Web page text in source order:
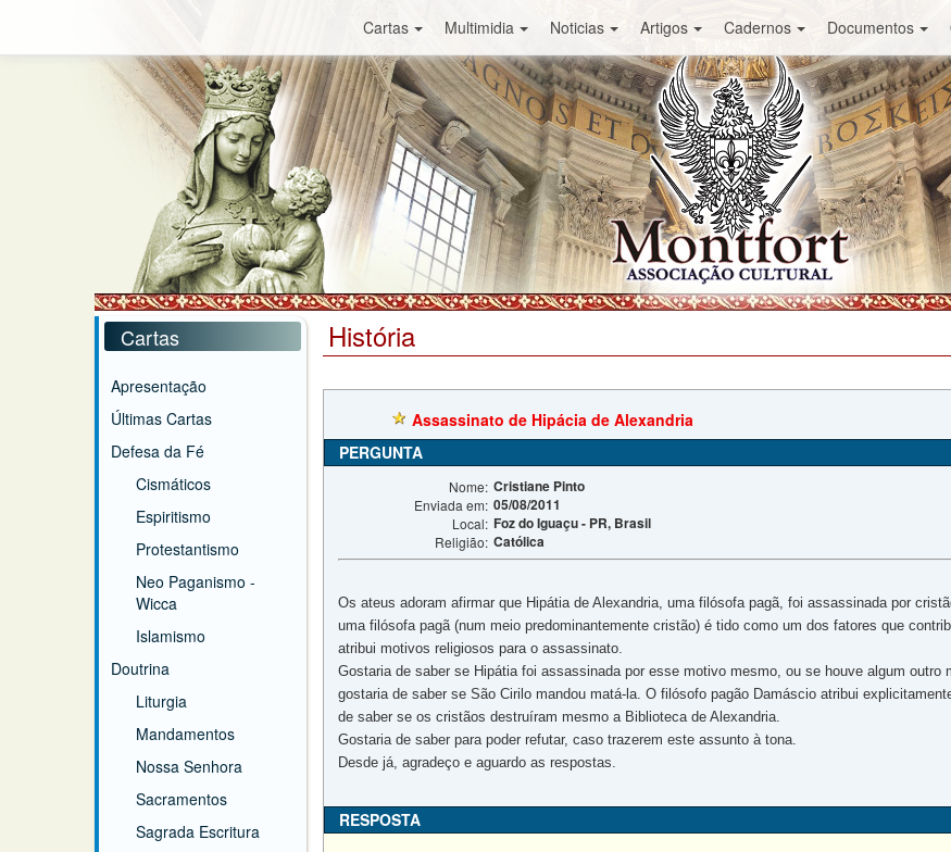
Cartas Multimidia Noticias Artigos Cadernos Documentos
Cartas
Apresentação
Últimas Cartas
Defesa da Fé
Cismáticos
Espiritismo
Protestantismo
Neo Paganismo -
Wicca
Islamismo
Doutrina
Liturgia
Mandamentos
Nossa Senhora
Sacramentos
Sagrada Escritura
História
Assassinato de Hipácia de Alexandria
PERGUNTA
Nome: Cristiane Pinto
Enviada em: 05/08/2011
Local: Foz do Iguaçu - PR, Brasil
Religião: Católica
Os ateus adoram afirmar que Hipátia de Alexandria, uma filósofa pagã, foi assassinada por
uma filósofa pagã (num meio predominantemente cristão) é tido como um dos fatores que
atribui motivos religiosos para o assassinato.
Gostaria de saber se Hipátia foi assassinada por esse motivo mesmo, ou se houve algum
gostaria de saber se São Cirilo mandou matá-la. O filósofo pagão Damáscio atribui
de saber se os cristãos destruíram mesmo a Biblioteca de Alexandria.
Gostaria de saber para poder refutar, caso trazerem este assunto à tona.
Desde já, agradeço e aguardo as respostas.
RESPOSTA